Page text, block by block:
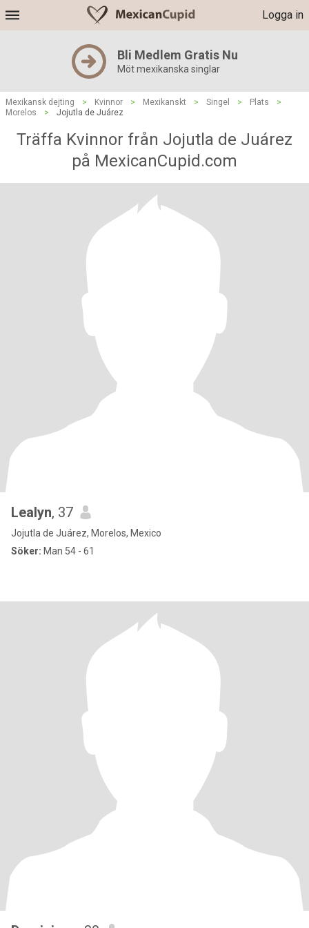
Logga in
Bli Medlem Gratis Nu
Möt mexikanska singlar
Mexikansk dejting > Kvinnor > Mexikanskt > Singel > Plats
>
Morelos
> Jojutla de Juárez
Träffa Kvinnor från Jojutla de Juárez
på MexicanCupid.com
Lealyn, 37
Jojutla de Juárez, Morelos, Mexico
Söker: Man 54 - 61